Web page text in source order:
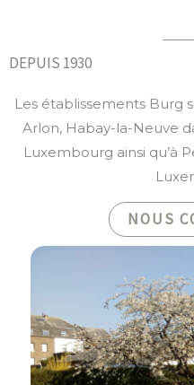
DEPUIS 1930
Les établissements Burg
Arlon, Habay-la-Neuve
Luxembourg ainsi qu’à
NOUS